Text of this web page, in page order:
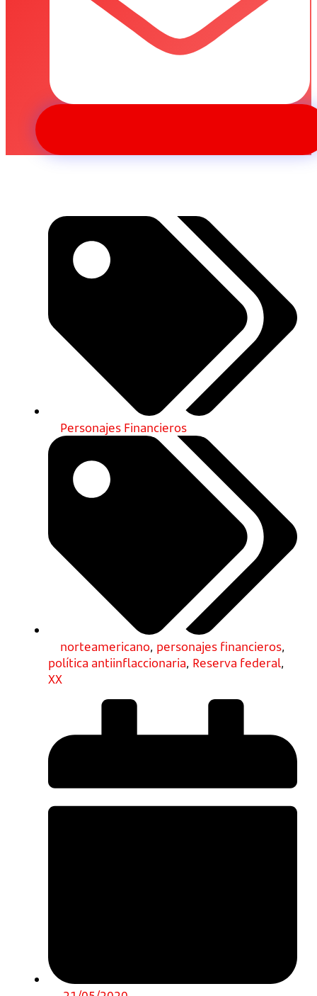
Personajes Financieros
norteamericano, personajes financieros,
política antiinflaccionaria, Reserva federal,
XX